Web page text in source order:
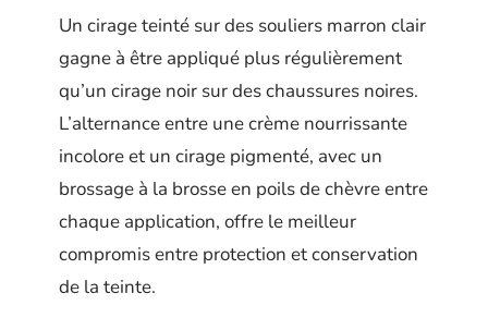
Un cirage teinté sur des souliers marron clair
gagne à être appliqué plus régulièrement
qu’un cirage noir sur des chaussures noires.
L’alternance entre une crème nourrissante
incolore et un cirage pigmenté, avec un
brossage à la brosse en poils de chèvre entre
chaque application, offre le meilleur
compromis entre protection et conservation
de la teinte.